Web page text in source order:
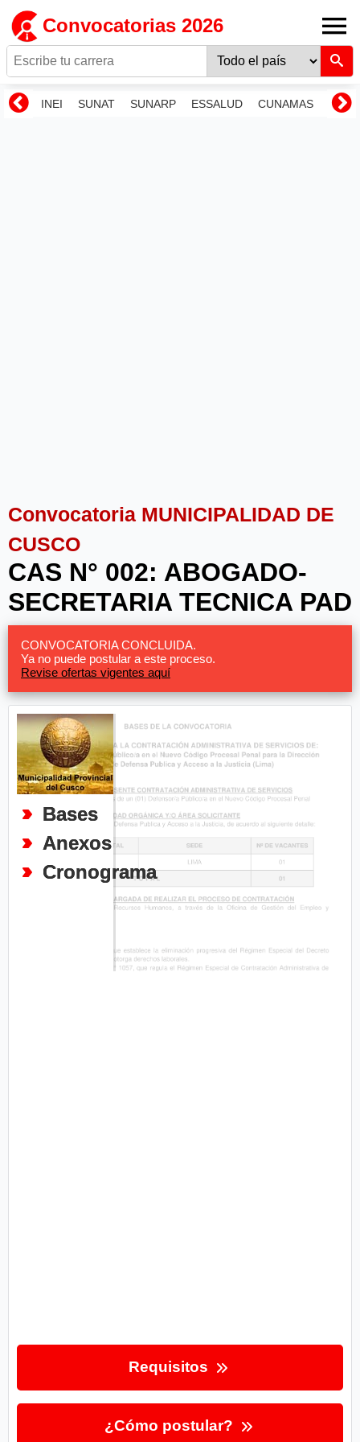
Convocatorias 2026
INEI SUNAT SUNARP ESSALUD CUNAMAS
Convocatoria MUNICIPALIDAD DE
CUSCO
CAS N° 002: ABOGADO-
SECRETARIA TECNICA PAD
CONVOCATORIA CONCLUIDA.
Ya no puede postular a este proceso.
Revise ofertas vigentes aquí
Bases
Anexos
Cronograma
Requisitos
¿Cómo postular?